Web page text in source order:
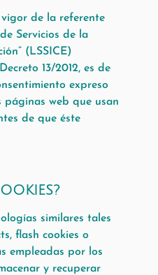
de la referente
Servicios de la
(LSSICE)
13/2012, es de
expreso
web que usan
de que éste
similares tales
flash cookies o
empleadas por los
y recuperar